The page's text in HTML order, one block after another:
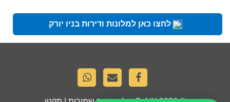
לחצו כאן למלונות ודירות בניו יורק